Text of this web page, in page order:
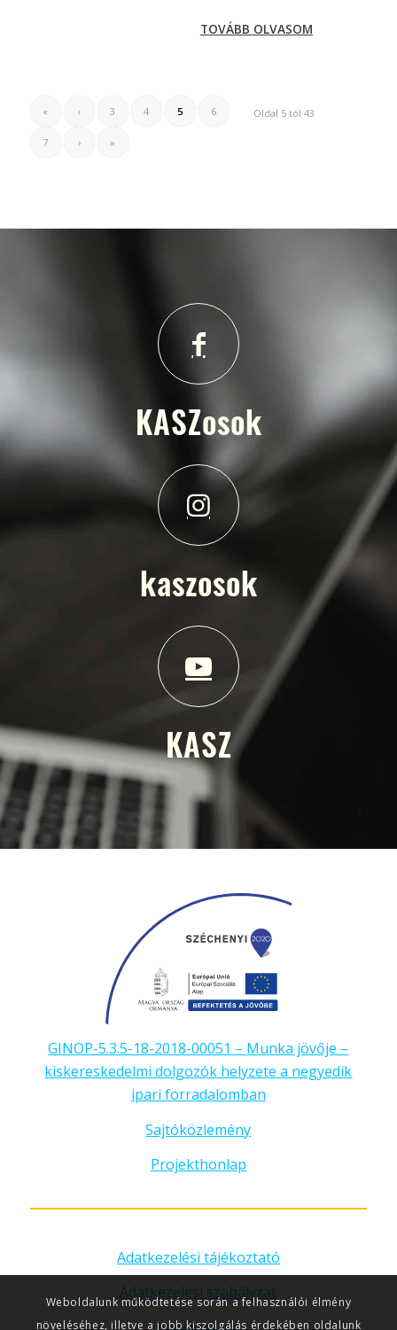
TOVÁBB OLVASOM
Oldal 5 tól 43
« ‹ 3 4 5 6
7 › »
KASZosok
kaszosok
KASZ
GINOP-5.3.5-18-2018-00051 – Munka jövője –
kiskereskedelmi dolgozók helyzete a negyedik
ipari forradalomban
Sajtóközlemény
Projekthonlap
Adatkezelési tájékoztató
Adatkezelési szabályzat
Weboldalunk működtetése során a felhasználói élmény
növeléséhez, illetve a jobb kiszolgálás érdekében oldalunk